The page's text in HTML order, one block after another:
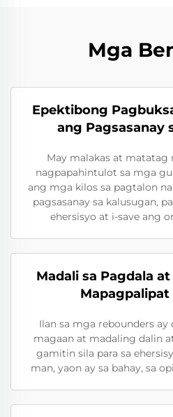
Mga
Epektibong
ang Pagsasanay
May malakas at matatag
nagpapahintulot sa mga
ang mga kilos sa pagtalon
pagsasanay sa kalusugan,
ehersisyo at i-save ang
Madali sa Pagdala
Mapagpalipat
Ilan sa mga rebounders
magaan at madaling dalin
gamitin sila para sa
man, yaon ay sa bahay, sa